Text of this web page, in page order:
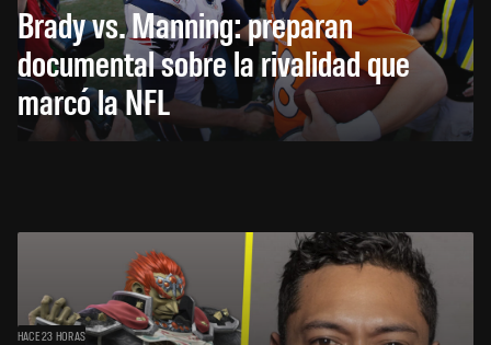
Brady vs. Manning: preparan
documental sobre la rivalidad que
marcó la NFL
HACE 23 HORAS